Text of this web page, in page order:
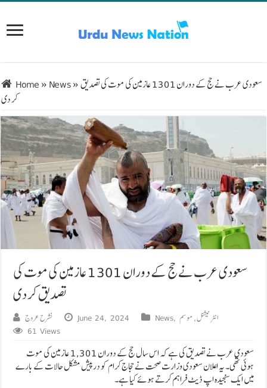
Home » News»سعودی عرب نے حج کے دوران 1301 عازمین کی موت کی تصدیق
کر دی
سعودی عرب نے حج کے دوران 1301 عازمین کی موت کی
تصدیق کر دی
نشرح عروج June 24, 2024 News, انٹرنیشنل,موسم
61 Views
سعودی عرب نے تصدیق کی ہے کہ اس سال حج کے دوران 1,301 عازمین کی موت
ہوئی تھی۔ یہ اعلان سعودی وزارت صحت نے حجاج کرام کو درپیش مشکل حالات کے بارے
میں ایک سنجیدہ اپ ڈیٹ فراہم کرتے ہوئے کیا ہے۔